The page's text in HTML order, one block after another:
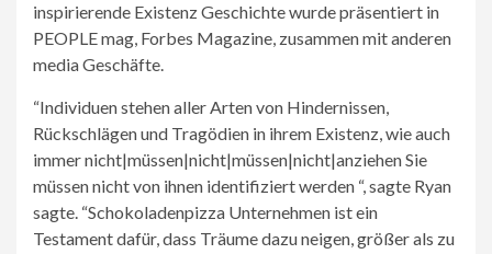
inspirierende Existenz Geschichte wurde präsentiert in
PEOPLE mag, Forbes Magazine, zusammen mit anderen
media Geschäfte.
“Individuen stehen aller Arten von Hindernissen,
Rückschlägen und Tragödien in ihrem Existenz, wie auch
immer nicht|müssen|nicht|müssen|nicht|anziehen Sie
müssen nicht von ihnen identifiziert werden “, sagte Ryan
sagte. “Schokoladenpizza Unternehmen ist ein
Testament dafür, dass Träume dazu neigen, größer als zu